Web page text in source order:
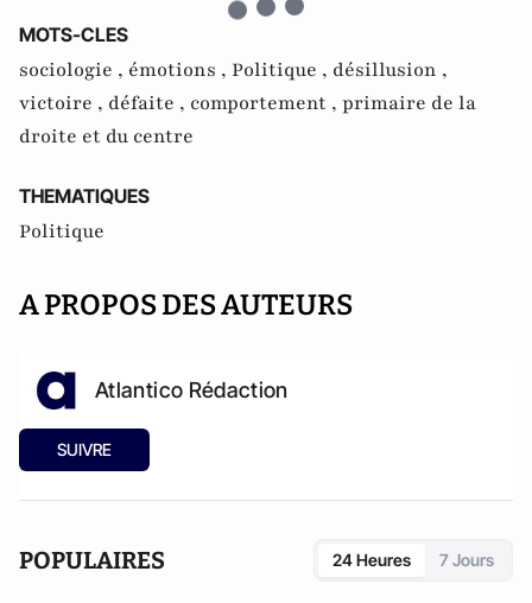
MOTS-CLES
sociologie , émotions , Politique , désillusion ,
victoire , défaite , comportement , primaire de la
droite et du centre
THEMATIQUES
Politique
A PROPOS DES AUTEURS
Atlantico Rédaction
SUIVRE
POPULAIRES 24 Heures 7 Jours